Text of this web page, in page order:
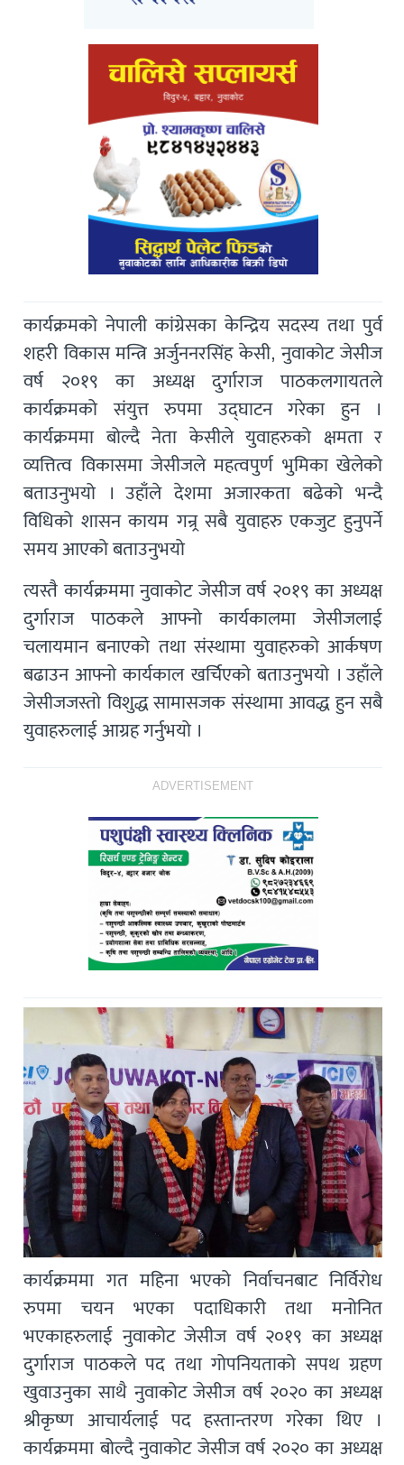
कार्यक्रमको नेपाली कांग्रेसका केन्द्रिय सदस्य तथा पुर्व
शहरी विकास मन्त्रि अर्जुननरसिंह केसी, नुवाकोट जेसीज
वर्ष २०१९ का अध्यक्ष दुर्गाराज पाठकलगायतले
कार्यक्रमको संयुत्त रुपमा उद्घाटन गरेका हुन ।
कार्यक्रममा बोल्दै नेता केसीले युवाहरुको क्षमता र
व्यत्तित्व विकासमा जेसीजले महत्वपुर्ण भुमिका खेलेको
बताउनुभयो । उहाँले देशमा अजारकता बढेको भन्दै
विधिको शासन कायम गन्र्र सबै युवाहरु एकजुट हुनुपर्ने
समय आएको बताउनुभयो
त्यस्तै कार्यक्रममा नुवाकोट जेसीज वर्ष २०१९ का अध्यक्ष
दुर्गाराज पाठकले आफ्नो कार्यकालमा जेसीजलाई
चलायमान बनाएको तथा संस्थामा युवाहरुको आर्कषण
बढाउन आफ्नो कार्यकाल खर्चिएको बताउनुभयो । उहाँले
जेसीजजस्तो विशुद्ध सामासजक संस्थामा आवद्ध हुन सबै
युवाहरुलाई आग्रह गर्नुभयो ।
ADVERTISEMENT
कार्यक्रममा गत महिना भएको निर्वाचनबाट निर्विरोध
रुपमा चयन भएका पदाधिकारी तथा मनोनित
भएकाहरुलाई नुवाकोट जेसीज वर्ष २०१९ का अध्यक्ष
दुर्गाराज पाठकले पद तथा गोपनियताको सपथ ग्रहण
खुवाउनुका साथै नुवाकोट जेसीज वर्ष २०२० का अध्यक्ष
श्रीकृष्ण आचार्यलाई पद हस्तान्तरण गरेका थिए ।
कार्यक्रममा बोल्दै नुवाकोट जेसीज वर्ष २०२० का अध्यक्ष